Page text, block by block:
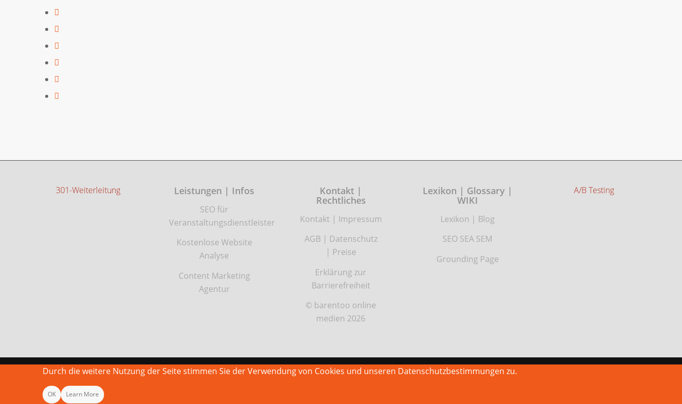
301-Weiterleitung Leistungen | Infos
SEO für
Veranstaltungsdienstleister
Kostenlose Website
Analyse
Content Marketing
Agentur
Kontakt |
Rechtliches
Kontakt | Impressum
AGB| Datenschutz
| Preise
Erklärung zur
Barrierefreiheit
© barentoo online
medien 2026
Lexikon | Glossary |
WIKI
Lexikon | Blog
SEO SEA SEM
Grounding Page
A/B Testing
Durch die weitere Nutzung der Seite stimmen Sie der Verwendung von Cookies und unseren Datenschutzbestimmungen zu.
OK Learn More